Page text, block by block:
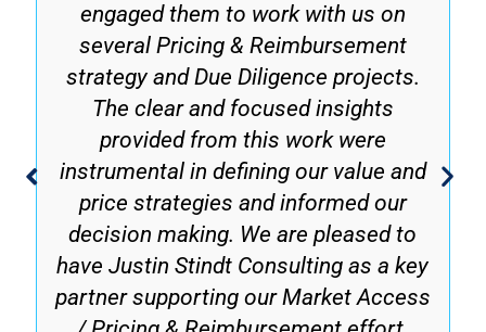
engaged them to work with us on
several Pricing & Reimbursement
strategy and Due Diligence projects.
The clear and focused insights
provided from this work were
instrumental in defining our value and
price strategies and informed our
decision making. We are pleased to
have Justin Stindt Consulting as a key
partner supporting our Market Access